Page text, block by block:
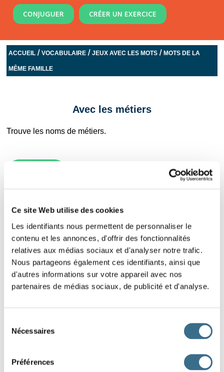
Ce site Web utilise des cookies
Les identifiants nous permettent de personnaliser le
contenu et les annonces, d'offrir des fonctionnalités
relatives aux médias sociaux et d'analyser notre trafic.
Nous partageons également ces identifiants, ainsi que
d'autres informations sur votre appareil avec nos
partenaires de médias sociaux, de publicité et d'analyse.
Nécessaires
Préférences
CONJUGUER CRÉER UN EXERCICE
ACCUEIL /VOCABULAIRE /JEUX AVEC LES MOTS /MOTS DE LA
MÊME FAMILLE
Avec les métiers
Trouve les noms de métiers.